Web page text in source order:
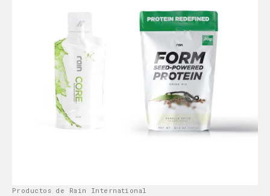
Productos de Rain International